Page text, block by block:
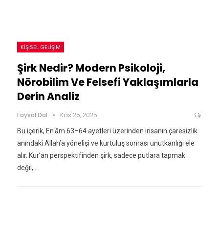
KIŞISEL GELIŞIM
Şirk Nedir? Modern Psikoloji,
Nörobilim Ve Felsefi Yaklaşımlarla
Derin Analiz
Faysal Dal Kas 25, 2025
Bu içerik, En‘âm 63–64 ayetleri üzerinden insanın çaresizlik
anındaki Allah’a yönelişi ve kurtuluş sonrası unutkanlığı ele
alır. Kur’an perspektifinden şirk, sadece putlara tapmak
değil,…